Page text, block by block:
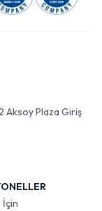
Aksoy Plaza Giriş